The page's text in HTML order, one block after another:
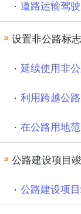
道路运输驾
设置非公路标
延续使用非
利用跨越公
在公路用地
公路建设项目
公路建设项